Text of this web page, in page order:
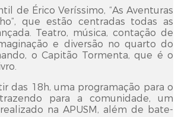
de Érico Veríssimo, “As Aventuras
que estão centradas todas as
Teatro, música, contação de
e diversão no quarto do
o Capitão Tormenta, que é o
das 18h, uma programação para o
para a comunidade, um
na APUSM, além de bate-